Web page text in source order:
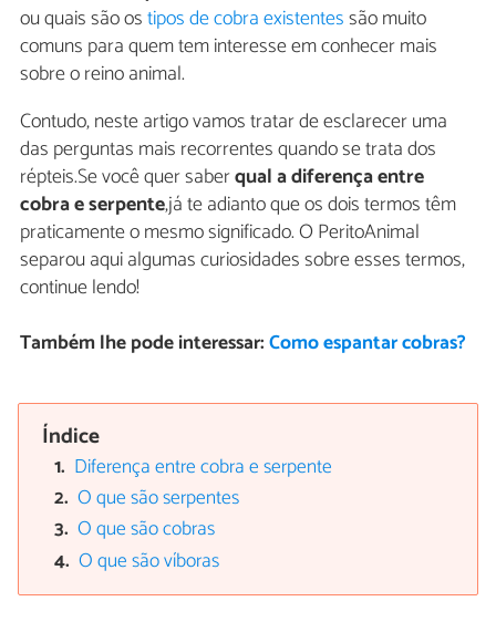
ou quais são ostipos de cobra existentessão muito
comuns para quem tem interesse em conhecer mais
sobre o reino animal.
Contudo, neste artigo vamos tratar de esclarecer uma
das perguntas mais recorrentes quando se trata dos
répteis.Se você quer saberqual a diferença entre
cobra e serpente,já te adianto que os dois termos têm
praticamente o mesmo significado. O PeritoAnimal
separou aqui algumas curiosidades sobre esses termos,
continue lendo!
Também lhe pode interessar:Como espantar cobras?
Índice
Diferença entre cobra e serpente
O que são serpentes
O que são cobras
O que são víboras